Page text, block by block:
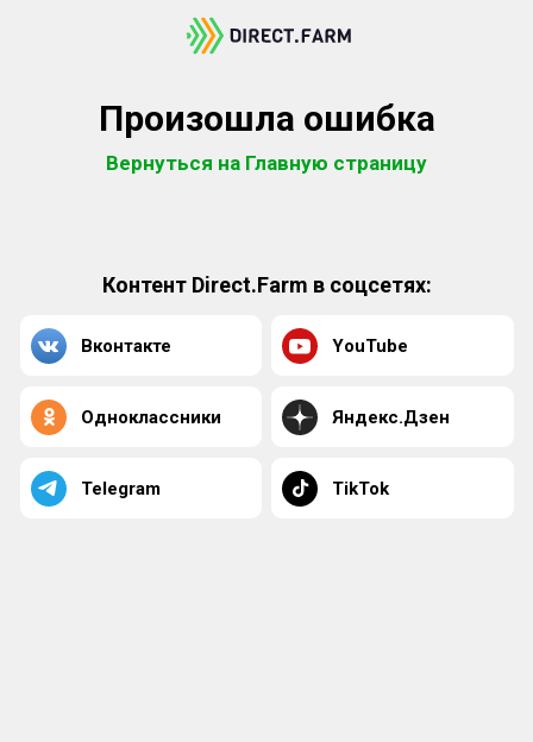
Произошла ошибка
Вернуться на Главную страницу
Контент Direct.Farm в соцсетях:
Вконтакте YouTube
Одноклассники Яндекс.Дзен
Telegram TikTok